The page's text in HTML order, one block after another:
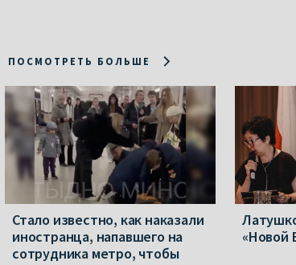
ПОСМОТРЕТЬ БОЛЬШЕ
Стало известно, как наказали
иностранца, напавшего на
сотрудника метро, чтобы
«Новой